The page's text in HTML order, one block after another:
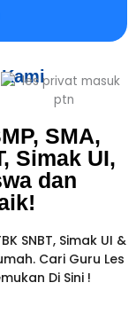
SMA,
Simak UI,
dan
SNBT, Simak UI &
Cari Guru Les
Di Sini !